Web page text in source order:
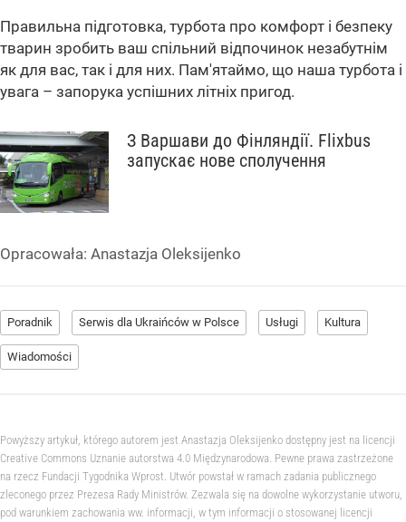
Правильна підготовка, турбота про комфорт і безпеку
тварин зробить ваш спільний відпочинок незабутнім
як для вас, так і для них. Пам'ятаймо, що наша турбота і
увага – запорука успішних літніх пригод.
З Варшави до Фінляндії. Flixbus
запускає нове сполучення
Opracowała: Anastazja Oleksijenko
Poradnik Serwis dla Ukraińców w Polsce Usługi Kultura
Wiadomości
Powyższy artykuł, którego autorem jest Anastazja Oleksijenko dostępny jest na licencji
Creative Commons Uznanie autorstwa 4.0 Międzynarodowa. Pewne prawa zastrzeżone
na rzecz Fundacji Tygodnika Wprost. Utwór powstał w ramach zadania publicznego
zleconego przez Prezesa Rady Ministrów. Zezwala się na dowolne wykorzystanie utworu,
pod warunkiem zachowania ww. informacji, w tym informacji o stosowanej licencji